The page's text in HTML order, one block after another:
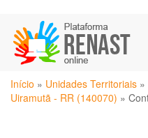
para
conteúdo
principal
Você
está
Início » Unidades Territoriais »
Uiramutã - RR (140070) »